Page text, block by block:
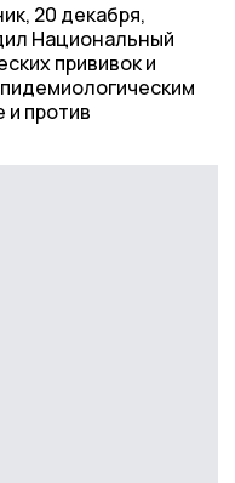
20 декабря,
Национальный
прививок и
и против